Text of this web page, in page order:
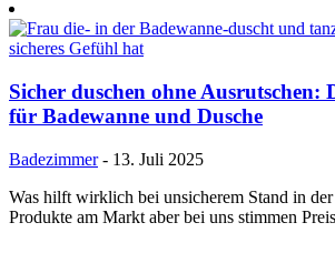
Sicher duschen ohne Ausrutschen:
für Badewanne und Dusche
Badezimmer- 13. Juli 2025
Was hilft wirklich bei unsicherem Stand in
Produkte am Markt aber bei uns stimmen